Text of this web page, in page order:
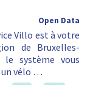
Open Data
Villo est à votre
de Bruxelles-
le système vous
un vélo …